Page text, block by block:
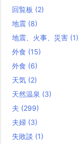
回覧板 (2)
地震 (8)
地震、火事、災害 (1)
外食 (15)
外食 (6)
天気 (2)
天然温泉 (3)
夫 (299)
夫婦 (3)
失敗談 (1)